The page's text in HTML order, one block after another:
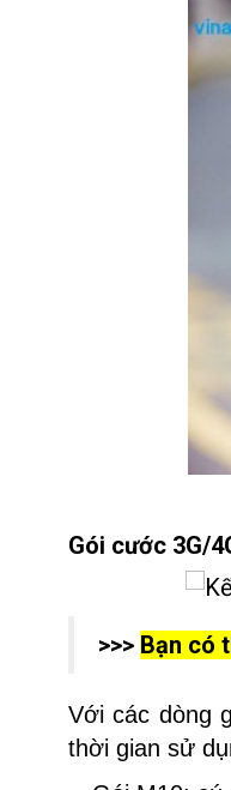
Gói cước 3G/
>>> Bạn có
Với các dòng
thời gian sử